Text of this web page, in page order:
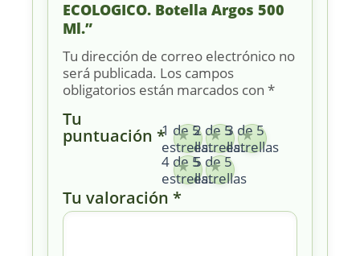
ECOLOGICO. Botella Argos 500
Ml.”
Tu dirección de correo electrónico no
será publicada. Los campos
obligatorios están marcados con *
Tu
puntuación *1 de 5
estrellas
2 de 5
estrellas
3 de 5
estrellas
4 de 5
estrellas
5 de 5
estrellas
Tu valoración *